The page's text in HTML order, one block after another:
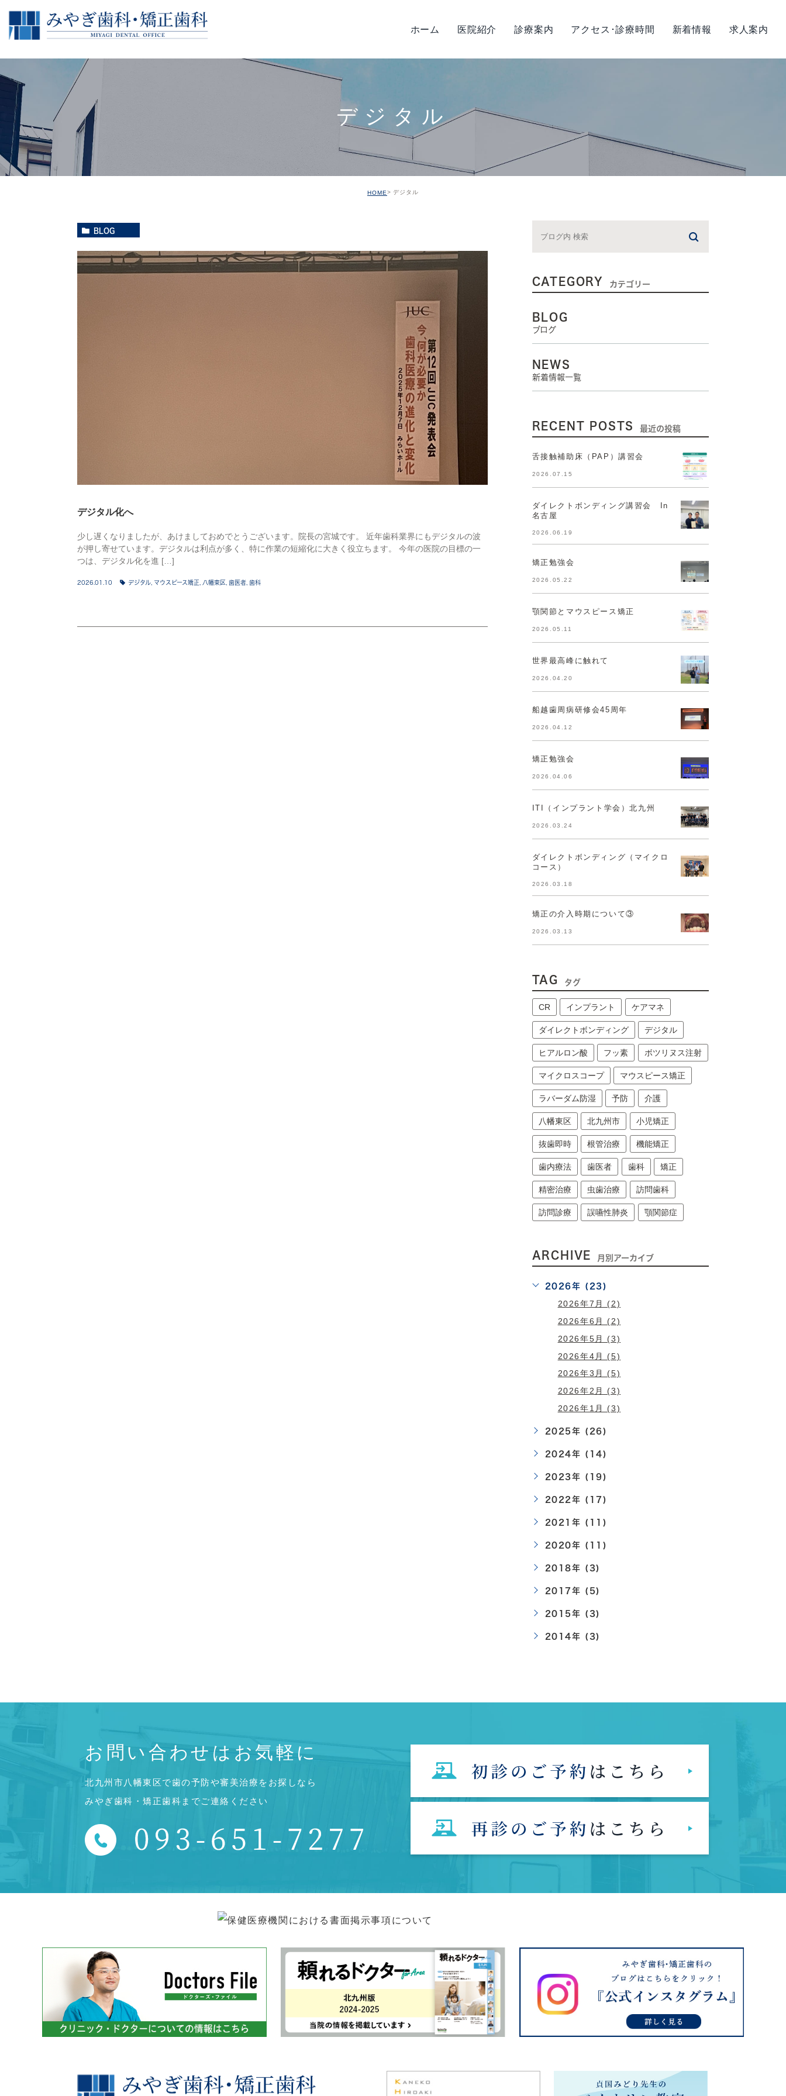
ホーム 医院紹介 診療案内
審美治療 ホワイトニング 訪問歯科診療
アクセス･診療時間 新着情報 求人案内
デジタル
HOME デジタル
BLOG
デジタル化へ
少し遅くなりましたが、あけましておめでとうございます。院長の宮城です。 近年歯科業界にもデジタルの波
が押し寄せています。デジタルは利点が多く、特に作業の短縮化に大きく役立ちます。 今年の医院の目標の一
つは、デジタル化を進 […]
2026.01.10 デジタル マウスピース矯正 八幡東区 歯医者 歯科
CATEGORY カテゴリー
BLOG
ブログ
NEWS
新着情報一覧
RECENT POSTS 最近の投稿
舌接触補助床（PAP）講習会
2026.07.15
ダイレクトボンディング講習会 In
名古屋
2026.06.19
矯正勉強会
2026.05.22
顎関節とマウスピース矯正
2026.05.11
世界最高峰に触れて
2026.04.20
船越歯周病研修会45周年
2026.04.12
矯正勉強会
2026.04.06
ITI（インプラント学会）北九州
2026.03.24
ダイレクトボンディング（マイクロ
コース）
2026.03.18
矯正の介入時期について③
2026.03.13
TAG タグ
CR インプラント ケアマネ
ダイレクトボンディング デジタル
ヒアルロン酸 フッ素 ボツリヌス注射
マイクロスコープ マウスピース矯正
ラバーダム防湿 予防 介護
八幡東区 北九州市 小児矯正
抜歯即時 根管治療 機能矯正
歯内療法 歯医者 歯科 矯正
精密治療 虫歯治療 訪問歯科
訪問診療 誤嚥性肺炎 顎関節症
ARCHIVE 月別アーカイブ
2026年 (23)
2026年7月 (2)
2026年6月 (2)
2026年5月 (3)
2026年4月 (5)
2026年3月 (5)
2026年2月 (3)
2026年1月 (3)
2025年 (26)
2024年 (14)
2023年 (19)
2022年 (17)
2021年 (11)
2020年 (11)
2018年 (3)
2017年 (5)
2015年 (3)
2014年 (3)
お問い合わせはお気軽に
北九州市八幡東区で歯の予防や審美治療をお探しなら
みやぎ歯科・矯正歯科までご連絡ください